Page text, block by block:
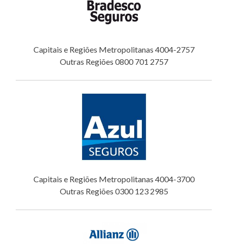
Capitais e Regiões Metropolitanas 4004-2757
Outras Regiões 0800 701 2757
Capitais e Regiões Metropolitanas 4004-3700
Outras Regiões 0300 123 2985